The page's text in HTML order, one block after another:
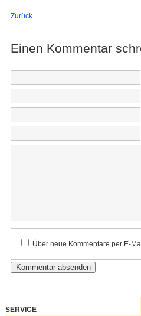
Zurück
Einen Kommentar
Kommentar
Über neue Kommentare per E-
SERVICE